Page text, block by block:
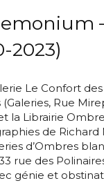
2023)
Le Confort
Rue
la Librairie
de Richard
d’Ombres
rue des
génie et